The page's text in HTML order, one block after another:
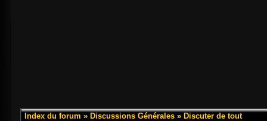
Index du forum » Discussions Générales » Discuter de tout